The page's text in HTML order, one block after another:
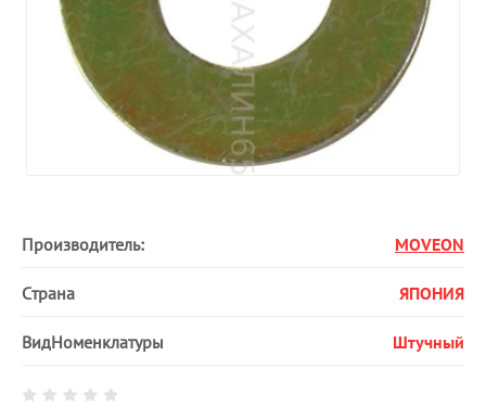
Производитель: MOVEON
Страна ЯПОНИЯ
ВидНоменклатуры Штучный